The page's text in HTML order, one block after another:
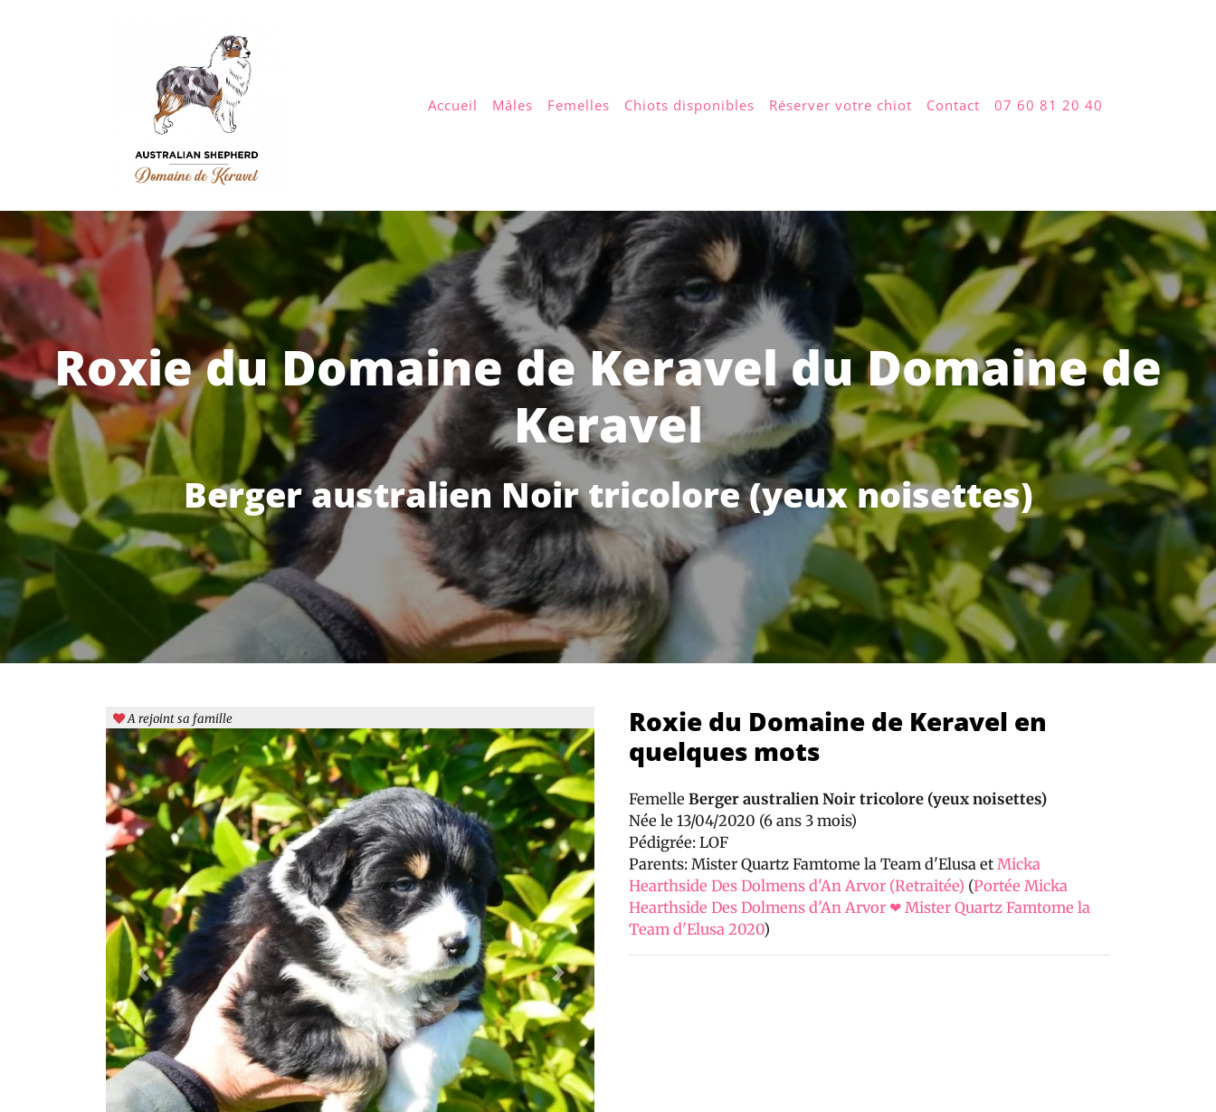
Accueil Mâles Femelles Chiots disponibles Réserver votre chiot Contact 07 60 81 20 40
Roxie du Domaine de Keravel du Domaine de
Keravel
Berger australien Noir tricolore (yeux noisettes)
A rejoint sa famille
Previous Next
Roxie du Domaine de Keravel en
quelques mots
Femelle Berger australien Noir tricolore (yeux noisettes)
Née le 13/04/2020 (6 ans 3 mois)
Pédigrée: LOF
Parents: Mister Quartz Famtome la Team d'Elusa et Micka
Hearthside Des Dolmens d'An Arvor (Retraitée) (Portée Micka
Hearthside Des Dolmens d'An Arvor ❤ Mister Quartz Famtome la
Team d'Elusa 2020)